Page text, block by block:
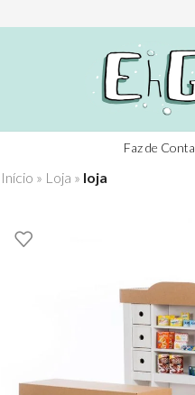
Faz de Conta
Início » Loja » loja